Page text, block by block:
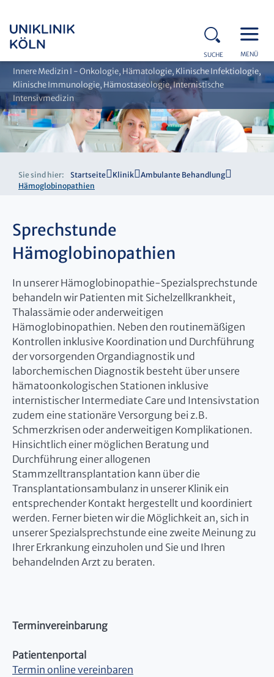
SUCHE MENÜ
Innere Medizin I - Onkologie, Hämatologie, Klinische Infektiologie,
Klinische Immunologie, Hämostaseologie, Internistische
Intensivmedizin
Sie sind hier: Startseite Klinik
Ambulante Behandlung
Hämoglobinopathien
Sprechstunde
Hämoglobinopathien
In unserer Hämoglobinopathie-Spezialsprechstunde
behandeln wir Patienten mit Sichelzellkrankheit,
Thalassämie oder anderweitigen
Hämoglobinopathien. Neben den routinemäßigen
Kontrollen inklusive Koordination und Durchführung
der vorsorgenden Organdiagnostik und
laborchemischen Diagnostik besteht über unsere
hämatoonkologischen Stationen inklusive
internistischer Intermediate Care und Intensivstation
zudem eine stationäre Versorgung bei z.B.
Schmerzkrisen oder anderweitigen Komplikationen.
Hinsichtlich einer möglichen Beratung und
Durchführung einer allogenen
Stammzelltransplantation kann über die
Transplantationsambulanz in unserer Klinik ein
entsprechender Kontakt hergestellt und koordiniert
werden. Ferner bieten wir die Möglichkeit an, sich in
unserer Spezialsprechstunde eine zweite Meinung zu
Ihrer Erkrankung einzuholen und Sie und Ihren
behandelnden Arzt zu beraten.
Terminvereinbarung
Patientenportal
Termin online vereinbaren